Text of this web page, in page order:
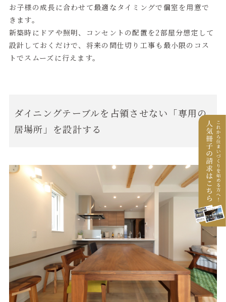
お子様の成長に合わせて最適なタイミングで個室を用意で
きます。
新築時にドアや照明、コンセントの配置を2部屋分想定して
設計しておくだけで、将来の間仕切り工事も最小限のコス
トでスムーズに行えます。
ダイニングテーブルを占領させない「専用の
居場所」を設計する